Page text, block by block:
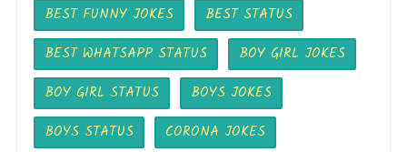
BEST FUNNY JOKES
BEST STATUS
BEST WHATSAPP STATUS
BOY GIRL JOKES
BOY GIRL STATUS
BOYS JOKES
BOYS STATUS
CORONA JOKES